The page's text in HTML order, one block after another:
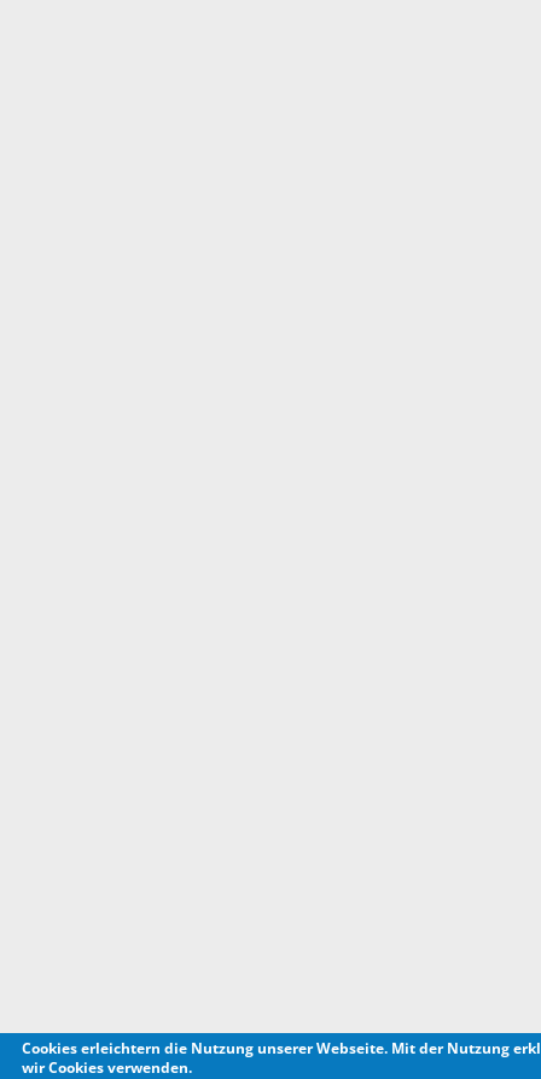
Cookies erleichtern die Nutzung unserer Webseite. Mit der Nutzung
wir Cookies verwenden.